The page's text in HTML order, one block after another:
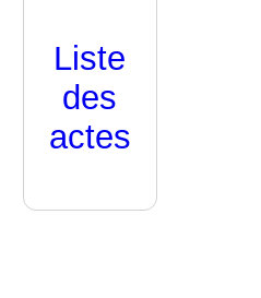
Liste
des
actes